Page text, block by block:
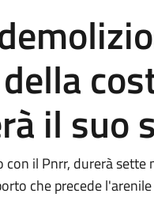
il suo
il Pnrr, durerà sette
che precede l'arenile